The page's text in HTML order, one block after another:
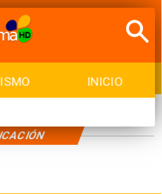
INICIO